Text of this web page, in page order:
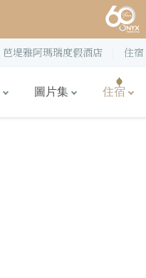
芭堤雅阿瑪瑞度假酒店 住宿
圖片集 住宿